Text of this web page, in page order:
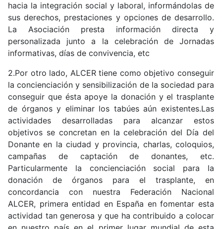
hacia la integración social y laboral, informándolas de
sus derechos, prestaciones y opciones de desarrollo.
La Asociación presta información directa y
personalizada junto a la celebración de Jornadas
informativas, días de convivencia, etc
2.Por otro lado, ALCER tiene como objetivo conseguir
la concienciación y sensibilización de la sociedad para
conseguir que ésta apoye la donación y el trasplante
de órganos y eliminar los tabúes aún existentes.Las
actividades desarrolladas para alcanzar estos
objetivos se concretan en la celebración del Día del
Donante en la ciudad y provincia, charlas, coloquios,
campañas de captación de donantes, etc.
Particularmente la concienciación social para la
donación de órganos para el trasplante, en
concordancia con nuestra Federación Nacional
ALCER, primera entidad en España en fomentar esta
actividad tan generosa y que ha contribuido a colocar